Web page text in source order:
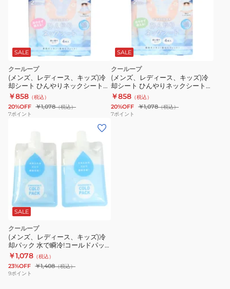
92258
ッ
シ
ー
ト
ラ
SALE
クーループ
(メンズ、レディース、キッズ)冷
却シート ひんやりネックシート
クリスタル 92869 首用 4枚入り
使い捨て
￥858 （税込）
20%OFF ￥1,078（税込）
7ポイント
SALE
クーループ
(メンズ、レディース、キッズ)冷
却シート ひんやりネックシート
ストライプ 92867 首用 4枚入り
使い捨て
￥858 （税込）
20%OFF ￥1,078（税込）
7ポイント
SALE
クーループ
(メンズ、レディース、キッズ)冷
却パック 水で瞬冷!コールドパッ
ク 2コ 16907 アイシング 使い切り
暑さ対策 瞬間冷却
￥1,078 （税込）
23%OFF ￥1,408（税込）
9ポイント